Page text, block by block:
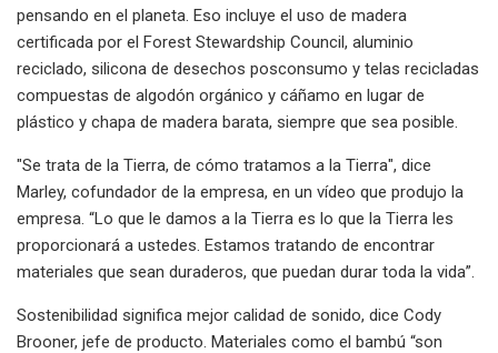
pensando en el planeta. Eso incluye el uso de madera
certificada por el Forest Stewardship Council, aluminio
reciclado, silicona de desechos posconsumo y telas recicladas
compuestas de algodón orgánico y cáñamo en lugar de
plástico y chapa de madera barata, siempre que sea posible.
"Se trata de la Tierra, de cómo tratamos a la Tierra", dice
Marley, cofundador de la empresa, en un vídeo que produjo la
empresa. “Lo que le damos a la Tierra es lo que la Tierra les
proporcionará a ustedes. Estamos tratando de encontrar
materiales que sean duraderos, que puedan durar toda la vida”.
Sostenibilidad significa mejor calidad de sonido, dice Cody
Brooner, jefe de producto. Materiales como el bambú “son